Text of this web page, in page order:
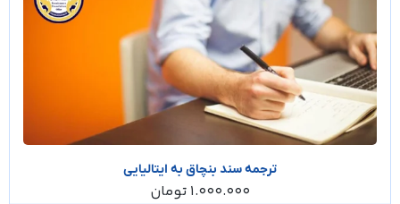
ترجمه سند بنچاق به ایتالیایی
1.000.000 تومان